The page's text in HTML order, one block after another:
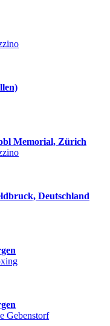
Memorial, Zürich
Deutschland
Gebenstorf